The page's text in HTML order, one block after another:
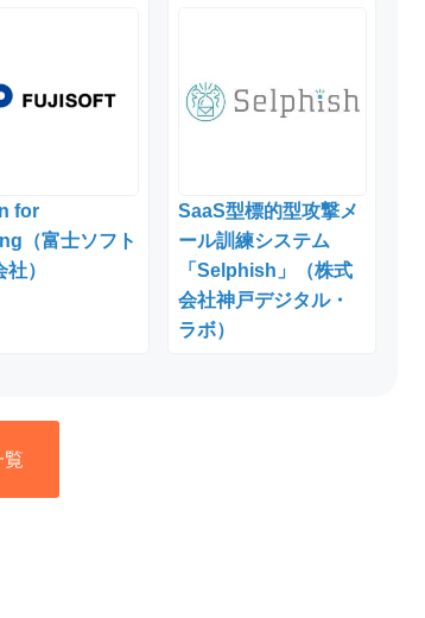
for
（富士ソフト
）
SaaS型標的型攻撃メ
ール訓練システム
「Selphish」（株式
会社神戸デジタル・
ラボ）
覧